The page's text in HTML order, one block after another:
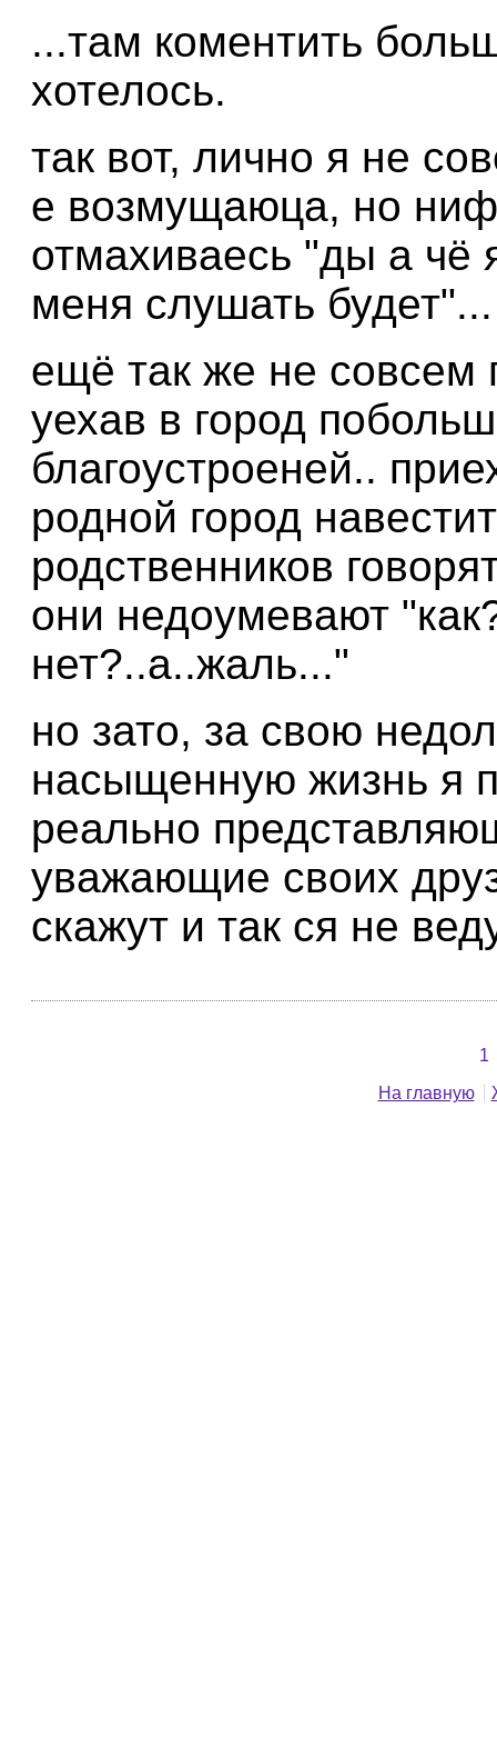
...там коментить
хотелось.
так вот, лично я не
е возмущаюца, но
отмахиваесь "ды а чё
меня слушать будет"...
ещё так же не совсем
уехав в город
благоустроеней..
родной город
родственников
они недоумевают
нет?..а..жаль..."
но зато, за свою
насыщенную жизнь я
реально
уважающие своих
скажут и так ся не
1
На главную